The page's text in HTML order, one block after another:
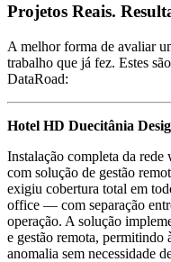
Projetos Reais.
A melhor forma de avaliar
trabalho que já fez. Estes
DataRoad:
Hotel HD Duecitânia
Instalação completa da
com solução de gestão
exigiu cobertura total em
office — com separação
operação. A solução
e gestão remota,
anomalia sem necessidade